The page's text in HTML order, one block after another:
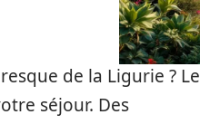
de la Ligurie ? Le
séjour. Des